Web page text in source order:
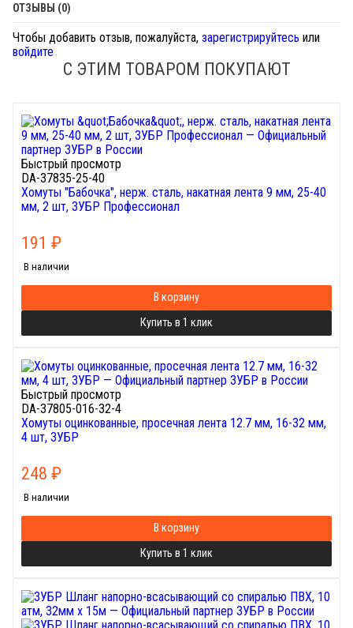
ОТЗЫВЫ (0)
Чтобы добавить отзыв, пожалуйста, зарегистрируйтесь или
войдите
С ЭТИМ ТОВАРОМ ПОКУПАЮТ
Быстрый просмотр
DA-37835-25-40
Хомуты "Бабочка", нерж. сталь, накатная лента 9 мм, 25-40
мм, 2 шт, ЗУБР Профессионал
191 ₽
В наличии
В корзину
Купить в 1 клик
Быстрый просмотр
DA-37805-016-32-4
Хомуты оцинкованные, просечная лента 12.7 мм, 16-32 мм,
4 шт, ЗУБР
248 ₽
В наличии
В корзину
Купить в 1 клик